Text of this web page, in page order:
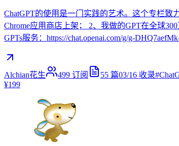
ChatGPT的使用是一门实践的艺术。这个专栏
Chrome应用商店上架； 2、我做的GPT在全球
GPTs服务：https://chat.openai.com/g/g-
Alchian花生 499 订阅 55 篇03/16 收录#
¥199